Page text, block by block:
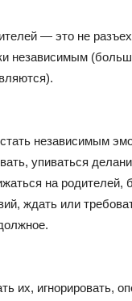
— это не
независимым
независимым
упиваться
на родителей,
ждать или
их, игнорировать,